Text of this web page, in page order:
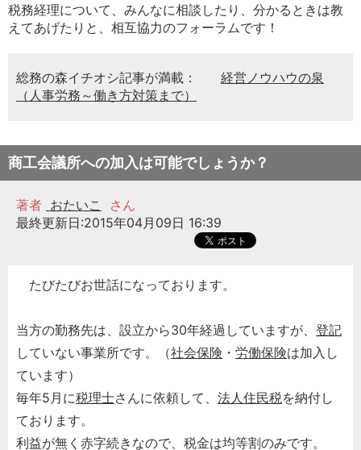
税務経理について、みんなに相談したり、分かるときは教
えてあげたりと、相互協力のフォーラムです！
総務の森イチオシ記事が満載：
経営ノウハウの泉
（人事労務～働き方対策まで）
商工会議所への加入は可能でしょうか？
著者 おたいこ
さん
最終更新日:2015年04月09日 16:39
たびたびお世話になっております。
当方の勤務先は、設立から30年経過していますが、 登記
していない事業所です。（社会保険 ・ 労働保険は加入し
ています）
毎年5月に税理士さんに依頼して、 法人住民税を納付し
ております。
利益が無く赤字続きなので、税金は均等割のみです。